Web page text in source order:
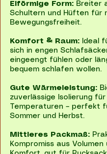
Eiförmige Form: Breiter
Schultern und Hüften für
Bewegungsfreiheit.
Komfort & Raum: Ideal
sich in engen
eingeengt fühlen oder
bequem schlafen wollen.
Gute Wärmeleistung:
zuverlässige Isolierung
Temperaturen – perfekt
Sommer und Herbst.
Mittleres Packmaß:
Kompromiss aus Volumen